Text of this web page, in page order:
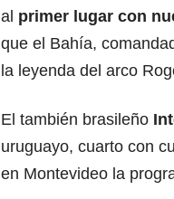
al primer lugar con
que el Bahía,
la leyenda del arco
El también brasileño
uruguayo, cuarto con
en Montevideo la